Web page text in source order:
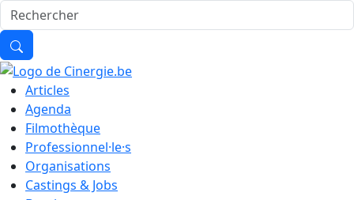
Articles
Agenda
Filmothèque
Professionnel·le·s
Organisations
Castings & Jobs